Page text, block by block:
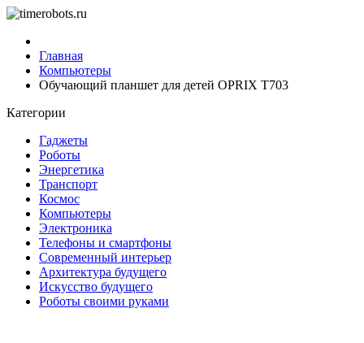
Главная
Компьютеры
Обучающий планшет для детей OPRIX T703
Категории
Гаджеты
Роботы
Энергетика
Транспорт
Космос
Компьютеры
Электроника
Телефоны и смартфоны
Современный интерьер
Архитектура будущего
Искусство будущего
Роботы своими руками